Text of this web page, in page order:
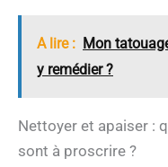
A lire : Mon
y remédier ?
Nettoyer et apaiser :
sont à proscrire ?